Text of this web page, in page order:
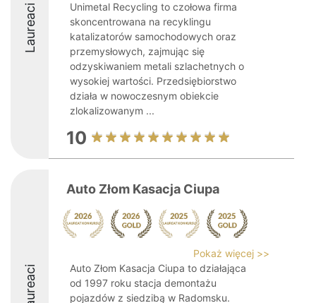
Laureaci
Unimetal Recycling to czołowa firma
skoncentrowana na recyklingu
katalizatorów samochodowych oraz
przemysłowych, zajmując się
odzyskiwaniem metali szlachetnych o
wysokiej wartości. Przedsiębiorstwo
działa w nowoczesnym obiekcie
zlokalizowanym ...
10
Laureaci
Auto Złom Kasacja Ciupa
Pokaż więcej >>
Auto Złom Kasacja Ciupa to działająca
od 1997 roku stacja demontażu
pojazdów z siedzibą w Radomsku.